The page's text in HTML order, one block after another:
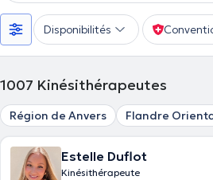
Disponibilités
1007 Kinésithérapeutes
Région de Anvers Flandre
Estelle Duflot
Kinésithérapeute